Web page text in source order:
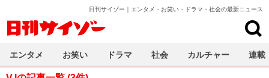
日刊サイゾー｜エンタメ・お笑い・ドラマ・社会の最新ニュース
エンタメ お笑い ドラマ 社会 カルチャー 連載